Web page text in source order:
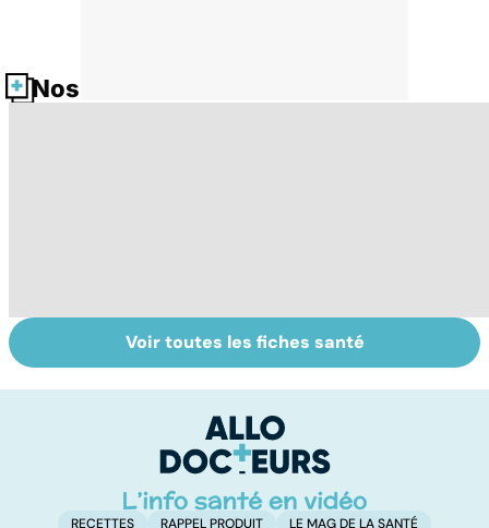
Nos fiches santé
Tout savoir sur
les infections
Inflammation des
amygdales : que
d'angine ?
Voir toutes les fiches santé
RECETTES RAPPEL PRODUIT LE MAG DE LA SANTÉ